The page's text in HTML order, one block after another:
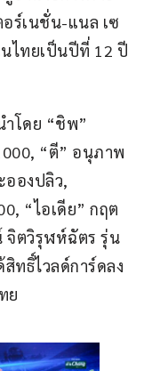
ร์เนชั่น-แนล เซ
นไทยเป็นปีที่ 12 ปี
โดย “ชิพ”
“ตี” อนุภาพ
อองปลิว,
“ไอเดีย” กฤต
จิตวิรุฬห์ฉัตร รุ่น
ทธิ์ไวลด์การ์ดลง
ย